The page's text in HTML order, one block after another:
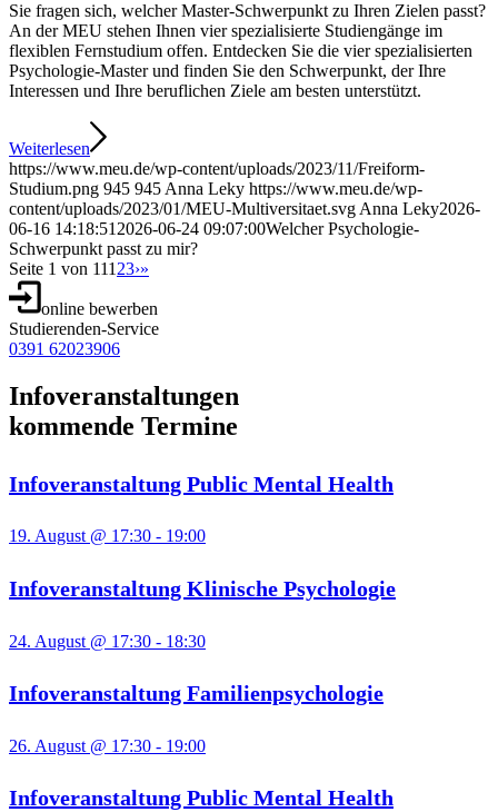
Sie fragen sich, welcher Master-Schwerpunkt zu Ihren Zielen passt?
An der MEU stehen Ihnen vier spezialisierte Studiengänge im
flexiblen Fernstudium offen. Entdecken Sie die vier spezialisierten
Psychologie-Master und finden Sie den Schwerpunkt, der Ihre
Interessen und Ihre beruflichen Ziele am besten unterstützt.
Weiterlesen
https://www.meu.de/wp-content/uploads/2023/11/Freiform-
Studium.png 945 945 Anna Leky https://www.meu.de/wp-
content/uploads/2023/01/MEU-Multiversitaet.svg Anna Leky2026-
06-16 14:18:51 2026-06-24 09:07:00Welcher Psychologie-
Schwerpunkt passt zu mir?
Seite 1 von 111 23›»
online bewerben
Studierenden-Service
0391 62023906
Infoveranstaltungen
kommende Termine
Infoveranstaltung Public Mental Health
19. August @ 17:30 - 19:00
Infoveranstaltung Klinische Psychologie
24. August @ 17:30 - 18:30
Infoveranstaltung Familienpsychologie
26. August @ 17:30 - 19:00
Infoveranstaltung Public Mental Health